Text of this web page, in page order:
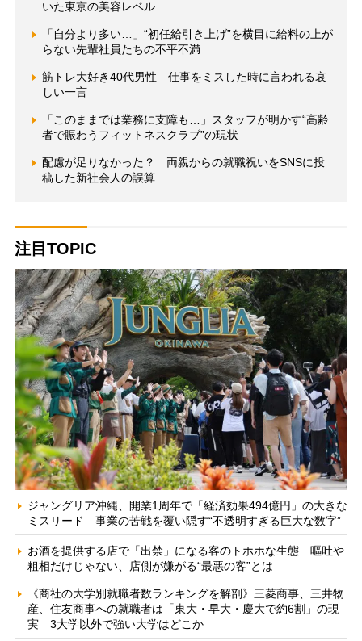
いた東京の美容レベル
「自分より多い…」“初任給引き上げ”を横目に給料の上が
らない先輩社員たちの不平不満
筋トレ大好き40代男性 仕事をミスした時に言われる哀
しい一言
「このままでは業務に支障も…」スタッフが明かす“高齢
者で賑わうフィットネスクラブ”の現状
配慮が足りなかった？ 両親からの就職祝いをSNSに投
稿した新社会人の誤算
注目TOPIC
ジャングリア沖縄、開業1周年で「経済効果494億円」の大きな
ミスリード 事業の苦戦を覆い隠す“不透明すぎる巨大な数字”
お酒を提供する店で「出禁」になる客のトホホな生態 嘔吐や
粗相だけじゃない、店側が嫌がる“最悪の客”とは
《商社の大学別就職者数ランキングを解剖》三菱商事、三井物
産、住友商事への就職者は「東大・早大・慶大で約6割」の現
実 3大学以外で強い大学はどこか